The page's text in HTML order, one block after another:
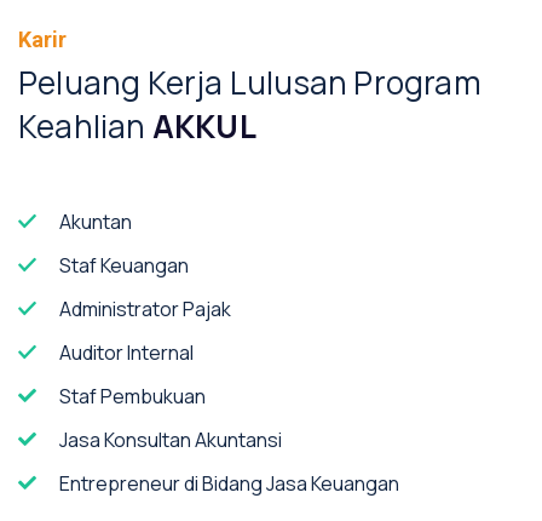
Karir
Peluang Kerja Lulusan Program
Keahlian AKKUL
Akuntan
Staf Keuangan
Administrator Pajak
Auditor Internal
Staf Pembukuan
Jasa Konsultan Akuntansi
Entrepreneur di Bidang Jasa Keuangan